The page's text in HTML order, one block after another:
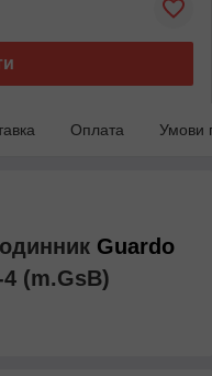
Оплата Умови
Guardo
(m.GsB)